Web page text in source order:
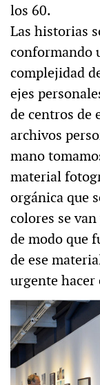
los 60.
Las historias
conformando
complejidad
ejes
de centros de
archivos
mano
material
orgánica que
colores se
de modo que
de ese
urgente hacer